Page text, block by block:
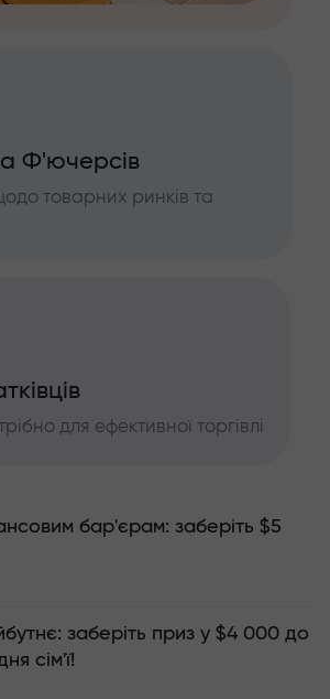
Ф'ючерсів
товарних ринків та
для ефективної торгівлі
бар'єрам: заберіть $5
заберіть приз у $4 000 до
сім'ї!